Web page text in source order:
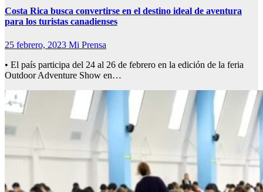
Costa Rica busca convertirse en el destino ideal de aventura
para los turistas canadienses
25 febrero, 2023 Mi Prensa
• El país participa del 24 al 26 de febrero en la edición de la feria
Outdoor Adventure Show en…